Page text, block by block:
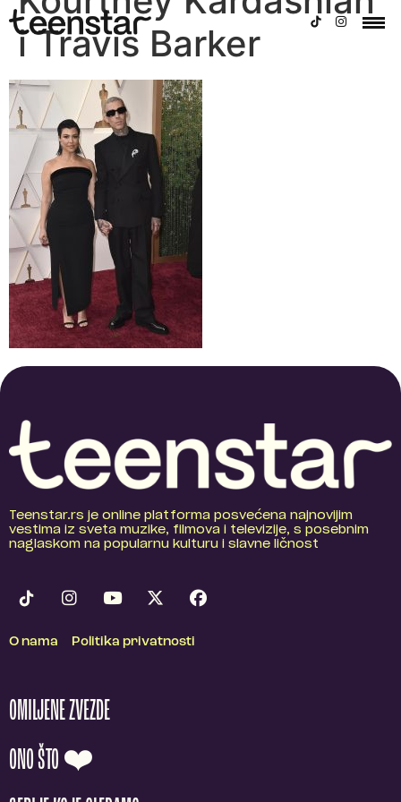
i Travis Barker
Teenstar.rs je online platforma posvećena najnovijim
vestima iz sveta muzike, filmova i televizije, s posebnim
naglaskom na popularnu kulturu i slavne ličnost
O nama Politika privatnosti
OMILJENE ZVEZDE
ONO ŠTO ❤️